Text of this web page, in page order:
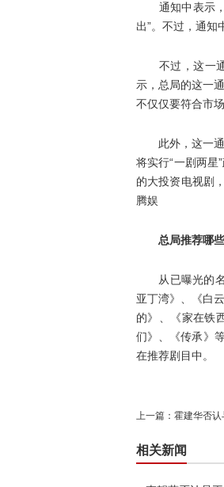
通知中表示，
出”。不过，通知
不过，这一通
示，总局的这一
不仅仅要符合市
此外，这一通
将实行“一剧两星
的大投资电视剧
腾娱
总局推荐哪
从已曝光的名
亚丁湾》、《白
的》、《家在铁
们》、《传承》
在推荐剧目中。
上一篇： 霍建华否
相关新闻